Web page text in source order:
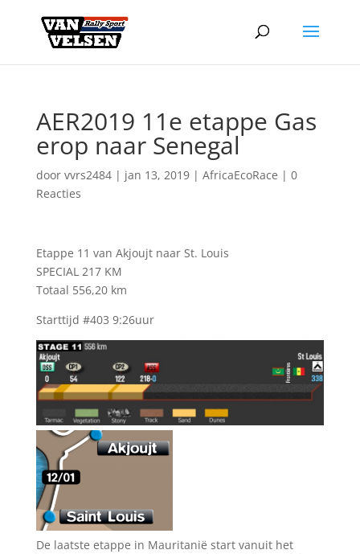
AER2019 11e etappe Gas
erop naar Senegal
door vvrs2484| jan 13, 2019| AfricaEcoRace | 0
Reacties
Etappe 11 van Akjoujt naar St. Louis
SPECIAL 217 KM
Totaal 556,20 km
Starttijd #403 9:26uur
De laatste etappe in Mauritanië start vanuit het